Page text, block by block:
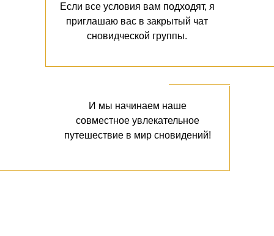
И мы начинаем наше
совместное увлекательное
путешествие в мир сновидений!
Если все условия вам подходят, я
приглашаю вас в закрытый чат
сновидческой группы.